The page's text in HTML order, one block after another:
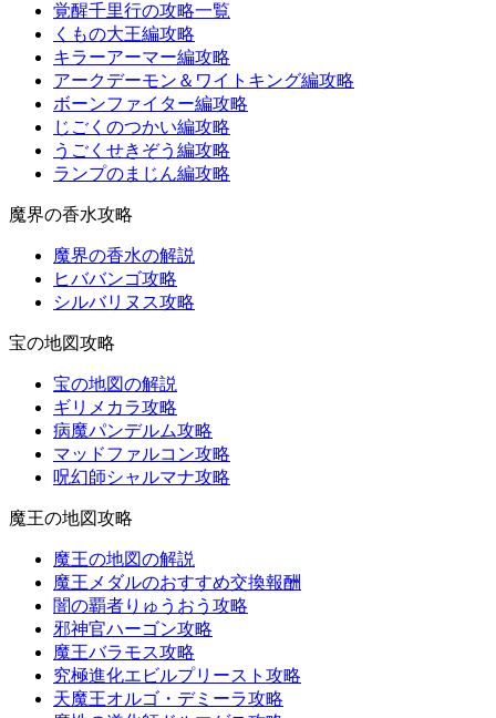
覚醒千里行の攻略一覧
くもの大王編攻略
キラーアーマー編攻略
アークデーモン＆ワイトキング編攻略
ボーンファイター編攻略
じごくのつかい編攻略
うごくせきぞう編攻略
ランプのまじん編攻略
魔界の香水攻略
魔界の香水の解説
ヒババンゴ攻略
シルバリヌス攻略
宝の地図攻略
宝の地図の解説
ギリメカラ攻略
病魔パンデルム攻略
マッドファルコン攻略
呪幻師シャルマナ攻略
魔王の地図攻略
魔王の地図の解説
魔王メダルのおすすめ交換報酬
闇の覇者りゅうおう攻略
邪神官ハーゴン攻略
魔王バラモス攻略
究極進化エビルプリースト攻略
天魔王オルゴ・デミーラ攻略